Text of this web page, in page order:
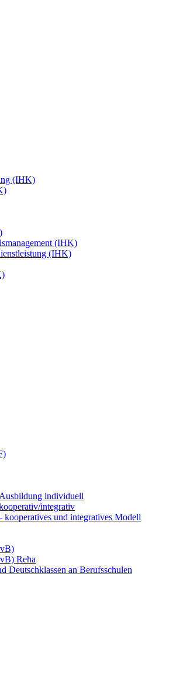
(IHK)
(IHK)
(IHK)
individuell
integrativ
und integratives Modell
Reha
Deutschklassen an Berufsschulen